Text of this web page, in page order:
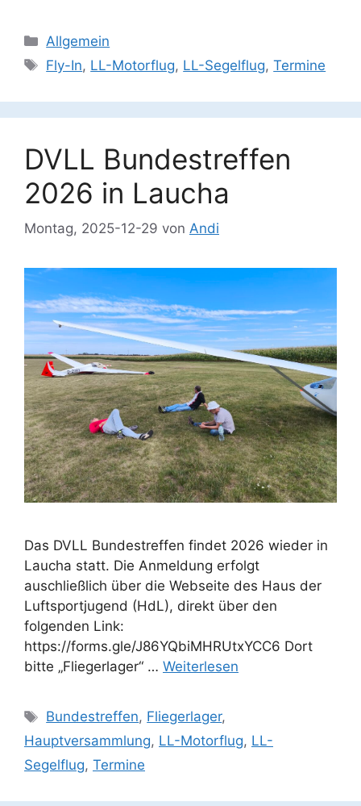
Kategorien
Allgemein
Schlagwörter
Fly-In, LL-Motorflug, LL-Segelflug,Termine
DVLL Bundestreffen
2026 in Laucha
Montag, 2025-12-29 von Andi
Das DVLL Bundestreffen findet 2026 wieder in
Laucha statt. Die Anmeldung erfolgt
auschließlich über die Webseite des Haus der
Luftsportjugend (HdL), direkt über den
folgenden Link:
https://forms.gle/J86YQbiMHRUtxYCC6 Dort
bitte „Fliegerlager“ … Weiterlesen
Schlagwörter
Bundestreffen, Fliegerlager,
Hauptversammlung, LL-Motorflug, LL-
Segelflug, Termine